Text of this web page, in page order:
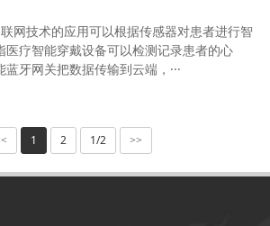
网技术的应用可以根据传感器对患者进行智
医疗智能穿戴设备可以检测记录患者的心
牙网关把数据传输到云端，···
1 2 1/2 >>